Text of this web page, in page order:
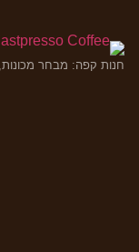
חנות קפה: מבחר מכונות,